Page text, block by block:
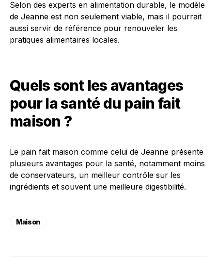
Selon des experts en alimentation durable, le modèle
de Jeanne est non seulement viable, mais il pourrait
aussi servir de référence pour renouveler les
pratiques alimentaires locales.
Quels sont les avantages
pour la santé du pain fait
maison ?
Le pain fait maison comme celui de Jeanne présente
plusieurs avantages pour la santé, notamment moins
de conservateurs, un meilleur contrôle sur les
ingrédients et souvent une meilleure digestibilité.
Maison